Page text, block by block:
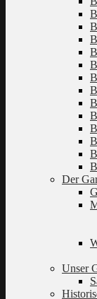
Der
Unser